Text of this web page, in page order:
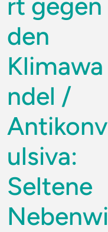
rt gegen
den
Klimawa
ndel /
Antikonv
ulsiva:
Seltene
Nebenwi